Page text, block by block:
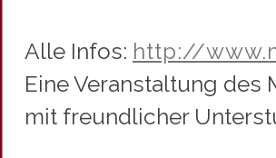
Alle Infos: http://
Eine Veranstaltung des
mit freundlicher